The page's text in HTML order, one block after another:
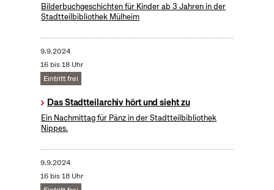
Bilderbuchgeschichten für Kinder ab 3 Jahren in der
Stadtteilbibliothek Mülheim
9.9.2024
16 bis 18 Uhr
Eintritt frei
Das Stadtteilarchiv hört und sieht zu
Ein Nachmittag für Pänz in der Stadtteilbibliothek
Nippes.
9.9.2024
16 bis 18 Uhr